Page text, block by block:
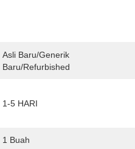
Asli Baru/generik
Baru/refurbished
1-5 HARI
1 Buah